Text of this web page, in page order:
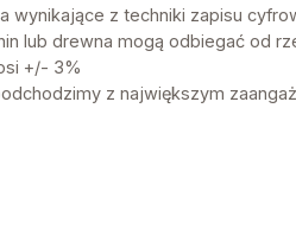
wynikające z techniki zapisu
lub drewna mogą odbiegać od
+/- 3%
z największym